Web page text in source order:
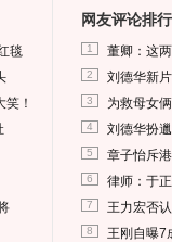
毯
！
网友评论排行
1 董卿：这
2 刘德华新
3 为救母女
4 刘德华扮
5 章子怡斥
6 律师：于
7 王力宏否
8 王刚自曝7